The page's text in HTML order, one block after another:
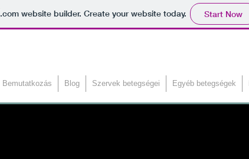
.comwebsite builder. Create your website today. Start Now
Bemutatkozás Blog Szervek betegségei Egyéb betegségek